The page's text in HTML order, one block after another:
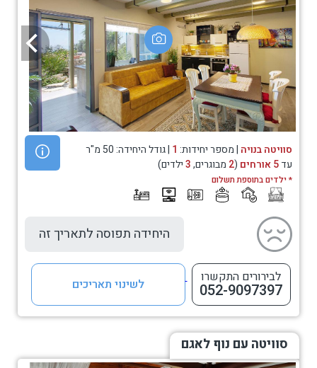
סוויטה בנויה | מספר יחידות: 1 | גודל היחידה: 50 מ"ר
עד5 אורחים (
2 מבוגרים,3ילדים)
* ילדים בתוספת תשלום
היחידה תפוסה לתאריך זה
לבירורים התקשרו
052-9097397 לשינוי תאריכים
סוויטה עם נוף לאגם